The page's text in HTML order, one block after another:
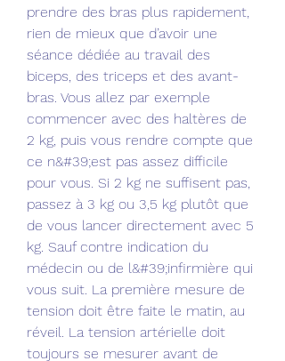
prendre des bras plus rapidement,
rien de mieux que d’avoir une
séance dédiée au travail des
biceps, des triceps et des avant-
bras. Vous allez par exemple
commencer avec des haltères de
2 kg, puis vous rendre compte que
ce n&#39;est pas assez difficile
pour vous. Si 2 kg ne suffisent pas,
passez à 3 kg ou 3,5 kg plutôt que
de vous lancer directement avec 5
kg. Sauf contre indication du
médecin ou de l&#39;infirmière qui
vous suit. La première mesure de
tension doit être faite le matin, au
réveil. La tension artérielle doit
toujours se mesurer avant de